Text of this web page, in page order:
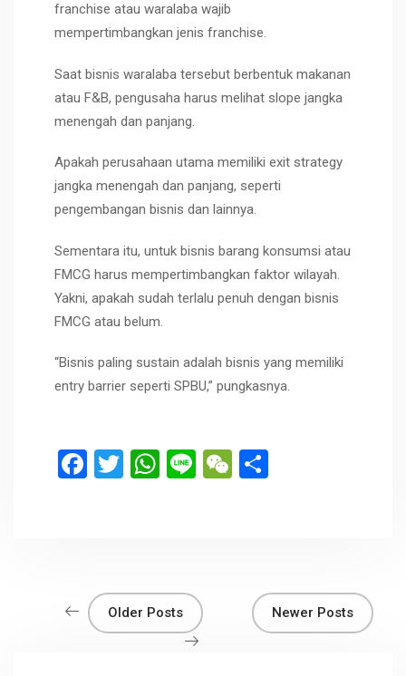
franchise atau waralaba wajib
mempertimbangkan jenis franchise.
Saat bisnis waralaba tersebut berbentuk makanan
atau F&B, pengusaha harus melihat slope jangka
menengah dan panjang.
Apakah perusahaan utama memiliki exit strategy
jangka menengah dan panjang, seperti
pengembangan bisnis dan lainnya.
Sementara itu, untuk bisnis barang konsumsi atau
FMCG harus mempertimbangkan faktor wilayah.
Yakni, apakah sudah terlalu penuh dengan bisnis
FMCG atau belum.
“Bisnis paling sustain adalah bisnis yang memiliki
entry barrier seperti SPBU,” pungkasnya.
F
o
k
T
W
p
p
Li
W
Older Posts Newer Posts